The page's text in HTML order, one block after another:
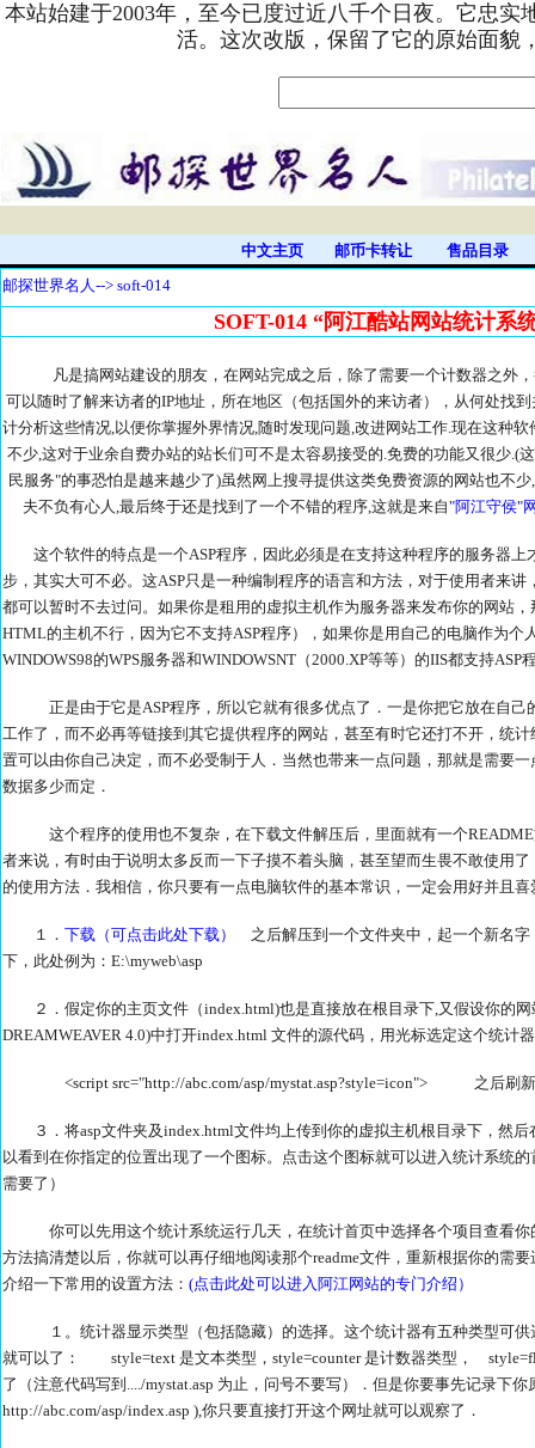
本站始建于2003年，至今已度过近八千个日夜。它忠
活。这次改版，保留了它的原始面貌
中文主页 邮币卡转让
售品目录
邮探世界名人--> soft-014
SOFT-014 “阿江酷站网站统计
凡是搞网站建设的朋友，在网站完成之后，除了需要一个计数器之外，
可以随时了解来访者的IP地址，所在地区（包括国外的来访者），从何处找
计分析这些情况,以便你掌握外界情况,随时发现问题,改进网站工作.现在这种
不少,这对于业余自费办站的站长们可不是太容易接受的.免费的功能又很少.(
民服务"的事恐怕是越来越少了)虽然网上搜寻提供这类免费资源的网站也不
夫不负有心人,最后终于还是找到了一个不错的程序,这就是来自"阿江守侯"
这个软件的特点是一个ASP程序，因此必须是在支持这种程序的服务器上
步，其实大可不必。这ASP只是一种编制程序的语言和方法，对于使用者来
都可以暂时不去过问。如果你是租用的虚拟主机作为服务器来发布你的网站
HTML的主机不行，因为它不支持ASP程序），如果你是用自己的电脑作为个
WINDOWS98的WPS服务器和WINDOWSNT（2000.XP等等）的IIS都支持ASP
正是由于它是ASP程序，所以它就有很多优点了．一是你把它放在自己
工作了，而不必再等链接到其它提供程序的网站，甚至有时它还打不开，统
置可以由你自己决定，而不必受制于人．当然也带来一点问题，那就是需要
数据多少而定．
这个程序的使用也不复杂，在下载文件解压后，里面就有一个README
者来说，有时由于说明太多反而一下子摸不着头脑，甚至望而生畏不敢使用
的使用方法．我相信，你只要有一点电脑软件的基本常识，一定会用好并且
１． 下载（可点击此处下载）
之后解压到一个文件夹中，起一个新名字
下，此处例为：E:\myweb\asp
２．假定你的主页文件（index.html)也是直接放在根目录下,又假设你的
DREAMWEAVER 4.0)中打开index.html 文件的源代码，用光标选定这个统计
<script src="http://abc.com/asp/mystat.asp?style=icon"> 之后刷新
３．将asp文件夹及index.html文件均上传到你的虚拟主机根目录下，然后
以看到在你指定的位置出现了一个图标。点击这个图标就可以进入统计系统
需要了）
你可以先用这个统计系统运行几天，在统计首页中选择各个项目查看你
方法搞清楚以后，你就可以再仔细地阅读那个readme文件，重新根据你的需
介绍一下常用的设置方法： (点击此处可以进入阿江网站的专门介绍）
１。统计器显示类型（包括隐藏）的选择。这个统计器有五种类型可供
就可以了： style=text 是文本类型，style=counter 是计数器类型，
了（注意代码写到..../mystat.asp 为止，问号不要写）．但是你要事先记录下
http://abc.com/asp/index.asp ),你只要直接打开这个网址就可以观察了．